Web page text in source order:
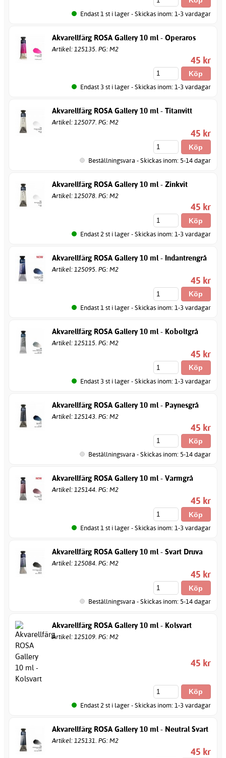
Endast 1 st i lager - Skickas inom: 1-3 vardagar
Akvarellfärg ROSA Gallery 10 ml - Operaros
Artikel: 125135. PG: M2
45 kr
Endast 3 st i lager - Skickas inom: 1-3 vardagar
Akvarellfärg ROSA Gallery 10 ml - Titanvitt
Artikel: 125077. PG: M2
45 kr
Beställningsvara - Skickas inom: 5-14 dagar
Akvarellfärg ROSA Gallery 10 ml - Zinkvit
Artikel: 125078. PG: M2
45 kr
Endast 2 st i lager - Skickas inom: 1-3 vardagar
Akvarellfärg ROSA Gallery 10 ml - Indantrengrå
Artikel: 125095. PG: M2
45 kr
Endast 1 st i lager - Skickas inom: 1-3 vardagar
Akvarellfärg ROSA Gallery 10 ml - Koboltgrå
Artikel: 125115. PG: M2
45 kr
Endast 3 st i lager - Skickas inom: 1-3 vardagar
Akvarellfärg ROSA Gallery 10 ml - Paynesgrå
Artikel: 125143. PG: M2
45 kr
Beställningsvara - Skickas inom: 5-14 dagar
Akvarellfärg ROSA Gallery 10 ml - Varmgrå
Artikel: 125144. PG: M2
45 kr
Endast 1 st i lager - Skickas inom: 1-3 vardagar
Akvarellfärg ROSA Gallery 10 ml - Svart Druva
Artikel: 125084. PG: M2
45 kr
Beställningsvara - Skickas inom: 5-14 dagar
Akvarellfärg ROSA Gallery 10 ml - Kolsvart
Artikel: 125109. PG: M2
45 kr
Endast 2 st i lager - Skickas inom: 1-3 vardagar
Akvarellfärg ROSA Gallery 10 ml - Neutral Svart
Artikel: 125131. PG: M2
45 kr